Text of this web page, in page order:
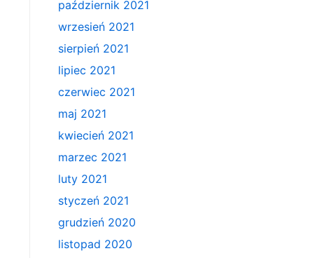
październik 2021
wrzesień 2021
sierpień 2021
lipiec 2021
czerwiec 2021
maj 2021
kwiecień 2021
marzec 2021
luty 2021
styczeń 2021
grudzień 2020
listopad 2020